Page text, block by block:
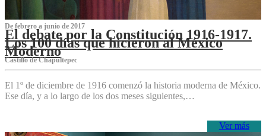
De febrero a junio de 2017
El debate por la Constitución 1916-1917.
Los 100 días que hicieron al México
Moderno
Castillo de Chapultepec
El 1º de diciembre de 1916 comenzó la historia moderna de México.
Ese día, y a lo largo de los dos meses siguientes,…
Ver más